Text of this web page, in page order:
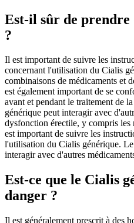
Est-il sûr de prendre
?
Il est important de suivre les
concernant l'utilisation du Cialis
combinaisons de médicaments et
est également important de se
avant et pendant le traitement de
générique peut interagir avec
dysfonction érectile, y compris les
est important de suivre les
l'utilisation du Cialis générique.
interagir avec d'autres
Est-ce que le Cialis
danger ?
Il est généralement prescrit à des